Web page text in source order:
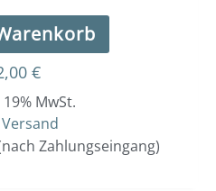
€
MwSt.
Versand
Zahlungseingang)